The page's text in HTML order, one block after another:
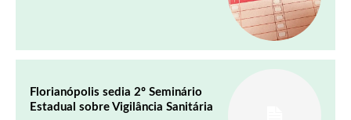
Florianópolis sedia 2º Seminário
Estadual sobre Vigilância Sanitária